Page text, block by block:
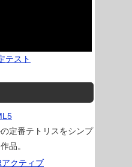
テスト
定番テトリスをシンプ
品。
クティブ